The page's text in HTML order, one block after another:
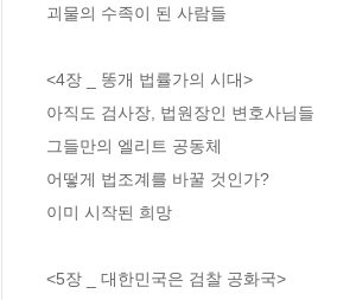
괴물의 수족이 된 사람들
<4장 _ 똥개 법률가의 시대>
아직도 검사장, 법원장인 변호사님들
그들만의 엘리트 공동체
어떻게 법조계를 바꿀 것인가?
이미 시작된 희망
<5장 _ 대한민국은 검찰 공화국>